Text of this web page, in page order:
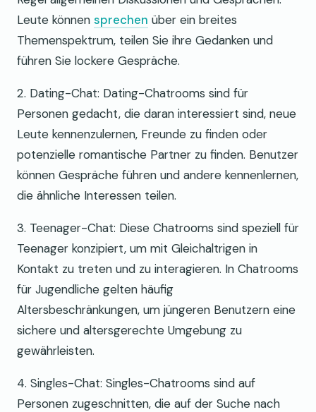
Leute können sprechen über ein breites
Themenspektrum, teilen Sie ihre Gedanken und
führen Sie lockere Gespräche.
2. Dating-Chat: Dating-Chatrooms sind für
Personen gedacht, die daran interessiert sind, neue
Leute kennenzulernen, Freunde zu finden oder
potenzielle romantische Partner zu finden. Benutzer
können Gespräche führen und andere kennenlernen,
die ähnliche Interessen teilen.
3. Teenager-Chat: Diese Chatrooms sind speziell für
Teenager konzipiert, um mit Gleichaltrigen in
Kontakt zu treten und zu interagieren. In Chatrooms
für Jugendliche gelten häufig
Altersbeschränkungen, um jüngeren Benutzern eine
sichere und altersgerechte Umgebung zu
gewährleisten.
4. Singles-Chat: Singles-Chatrooms sind auf
Personen zugeschnitten, die auf der Suche nach